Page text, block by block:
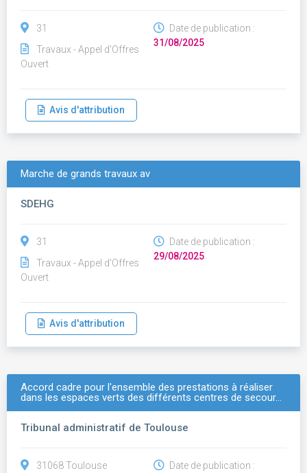
31
Travaux - Appel d'Offres
Ouvert
Date de publication :
31/08/2025
Avis d'attribution
Marche de grands travaux av
SDEHG
31
Travaux - Appel d'Offres
Ouvert
Date de publication :
29/08/2025
Avis d'attribution
Accord cadre pour l'ensemble des prestations à réaliser
dans les espaces verts des différents centres de secour…
Tribunal administratif de Toulouse
31068 Toulouse Date de publication :